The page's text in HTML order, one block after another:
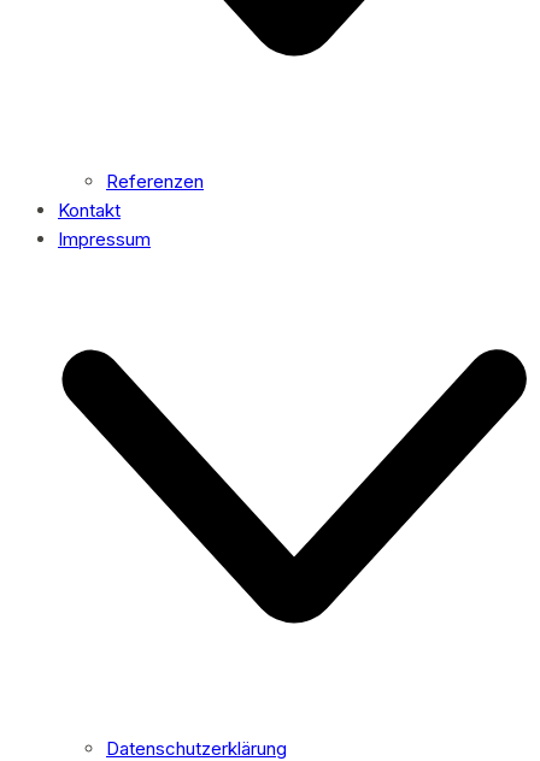
Referenzen
Kontakt
Impressum
Datenschutzerklärung